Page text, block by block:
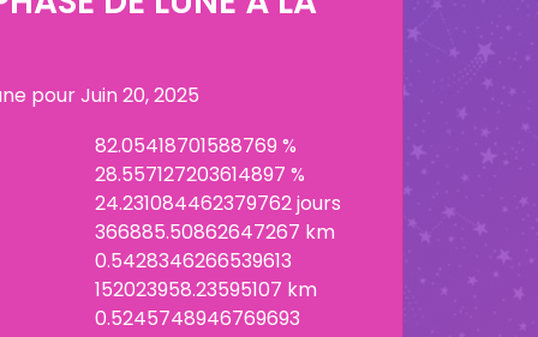
pourJuin 20, 2025
82.05418701588769 %
28.557127203614897 %
24.231084462379762 jours
366885.50862647267 km
0.5428346266539613
152023958.23595107 km
0.5245748946769693